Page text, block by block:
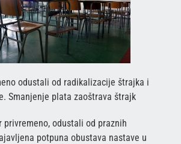
odustali od radikalizacije štrajka i
Smanjenje plata zaoštrava štrajk
privremeno, odustali od praznih
potpuna obustava nastave u